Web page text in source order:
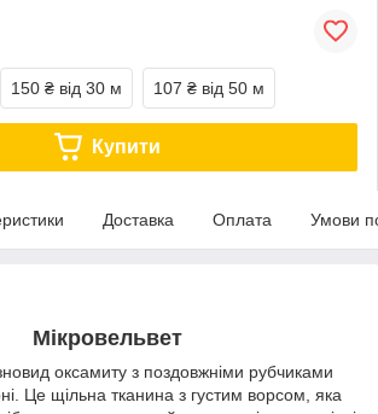
150 ₴ від 30 м 107 ₴ від 50 м
Купити
Доставка Оплата Умови
Мікровельвет
оксамиту з поздовжніми рубчиками
Це щільна тканина з густим ворсом, яка